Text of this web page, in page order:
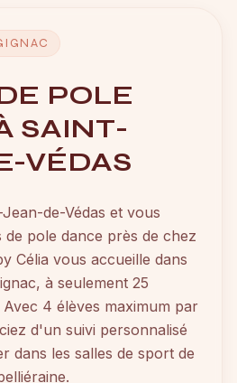
POLE
SAINT-
VÉDAS
de-Védas et vous
pole dance près de chez
Célia vous accueille dans
à seulement 25
4 élèves maximum par
d'un suivi personnalisé
dans les salles de sport de